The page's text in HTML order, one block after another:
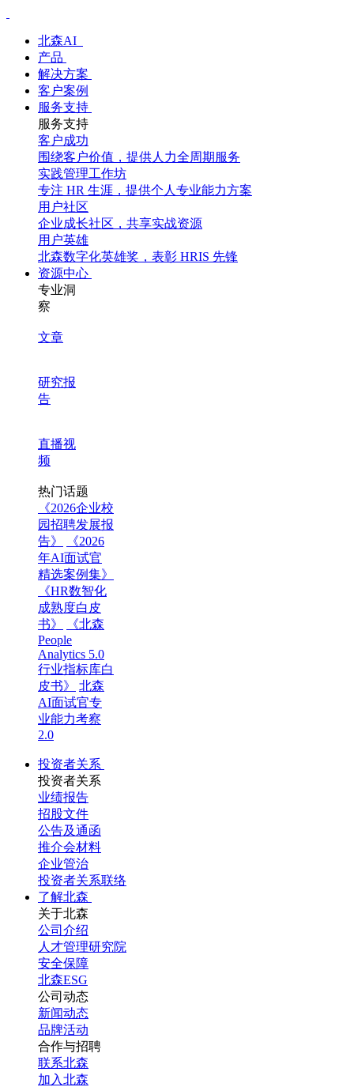
北森AI
产品
解决方案
客户案例
服务支持
服务支持
客户成功
围绕客户价值，提供人力全周期服务
实践管理工作坊
专注 HR 生涯，提供个人专业能力方案
用户社区
企业成长社区，共享实战资源
用户英雄
北森数字化英雄奖，表彰 HRIS 先锋
资源中心
专业洞
察
文章
研究报
告
直播视
频
热门话题
《2026企业校
园招聘发展报
告》
《2026
年AI面试官
精选案例集》
《HR数智化
成熟度白皮
书》
《北森
People
Analytics 5.0
行业指标库白
皮书》
北森
AI面试官专
业能力考察
2.0
投资者关系
投资者关系
业绩报告
招股文件
公告及通函
推介会材料
企业管治
投资者关系联络
了解北森
关于北森
公司介绍
人才管理研究院
安全保障
北森ESG
公司动态
新闻动态
品牌活动
合作与招聘
联系北森
加入北森